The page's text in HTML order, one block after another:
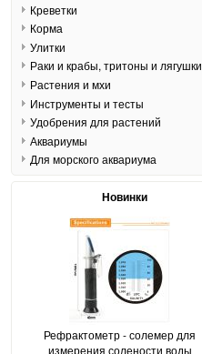
Креветки
Корма
Улитки
Раки и крабы, тритоны и лягушки
Растения и мхи
Инструменты и тесты
Удобрения для растений
Аквариумы
Для морского аквариума
Новинки
Рефрактометр - солемер для
измерения солености воды